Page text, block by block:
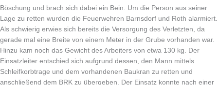
Böschung und brach sich dabei ein Bein. Um die Person aus seiner
Lage zu retten wurden die Feuerwehren Barnsdorf und Roth alarmiert.
Als schwierig erwies sich bereits die Versorgung des Verletzten, da
gerade mal eine Breite von einem Meter in der Grube vorhanden war.
Hinzu kam noch das Gewicht des Arbeiters von etwa 130 kg. Der
Einsatzleiter entschied sich aufgrund dessen, den Mann mittels
Schleifkorbtrage und dem vorhandenen Baukran zu retten und
anschließend dem BRK zu übergeben. Der Einsatz konnte nach einer